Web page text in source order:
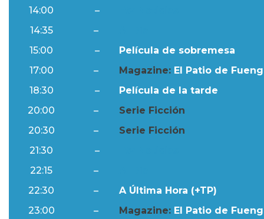
14:00
–
14:35
–
15:00
–
Película de sobremesa
17:00
– Magazine: El Patio de
18:30
–
Película de la tarde
20:00
–
Serie Ficción
20:30
–
Serie Ficción
21:30
–
22:15
–
22:30
–
A Última Hora (+TP)
23:00
– Magazine: El Patio de